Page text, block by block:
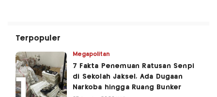
Terpopuler
Megapolitan
7 Fakta Penemuan Ratusan Senpi
di Sekolah Jaksel, Ada Dugaan
Narkoba hingga Ruang Bunker